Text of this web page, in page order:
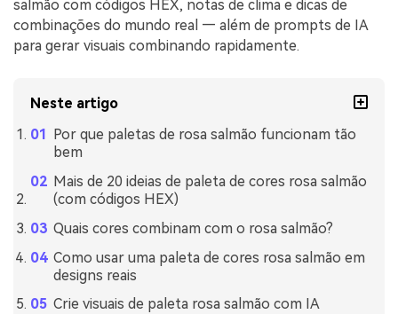
salmão com códigos HEX, notas de clima e dicas de
combinações do mundo real — além de prompts de IA
para gerar visuais combinando rapidamente.
Neste artigo
Por que paletas de rosa salmão funcionam tão
bem
Mais de 20 ideias de paleta de cores rosa salmão
(com códigos HEX)
Quais cores combinam com o rosa salmão?
Como usar uma paleta de cores rosa salmão em
designs reais
Crie visuais de paleta rosa salmão com IA